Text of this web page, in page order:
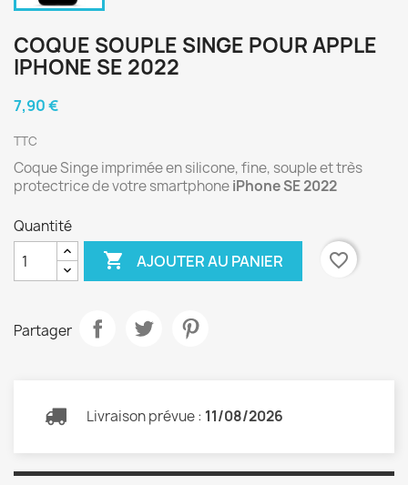
COQUE SOUPLE SINGE POUR APPLE
IPHONE SE 2022
7,90 €
TTC
Coque Singe imprimée en silicone, fine, souple et très
protectrice de votre smartphoneiPhone SE 2022
Quantité
 AJOUTER AU PANIER favorite_border
Partager
Livraison prévue : 11/08/2026